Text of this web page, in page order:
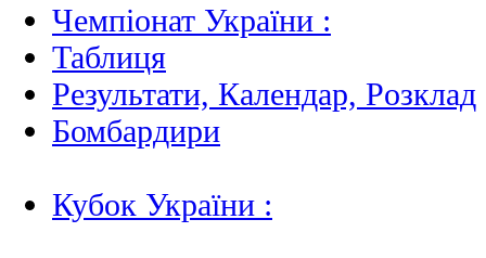
Чемпіонат України :
Таблиця
Результати, Календар, Poзклад
Бомбардири
Кубок України :